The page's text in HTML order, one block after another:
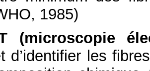
1985)
(microscopie
d’identifier les